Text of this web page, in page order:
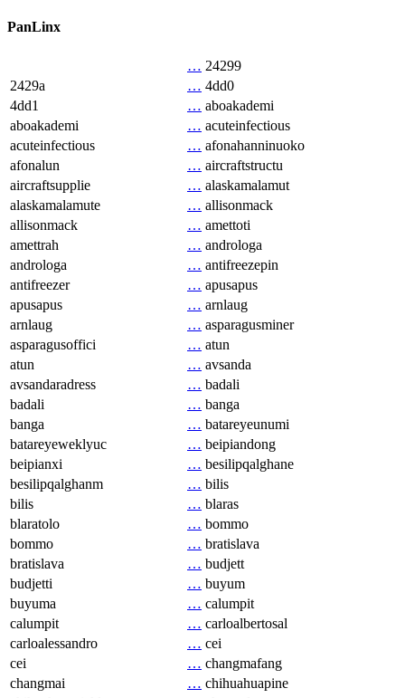
PanLinx
… 24299
2429a
… 4dd0
4dd1
… aboakademi
aboakademi
… acuteinfectious
acuteinfectious
… afonahanninuoko
afonalun
… aircraftstructu
aircraftsupplie
… alaskamalamut
alaskamalamute
… allisonmack
allisonmack
… amettoti
amettrah
… androloga
androloga
… antifreezepin
antifreezer
… apusapus
apusapus
… arnlaug
arnlaug
… asparagusminer
asparagusoffici
… atun
atun
… avsanda
avsandaradress
… badali
badali
… banga
banga
… batareyeunumi
batareyeweklyuc
… beipiandong
beipianxi
… besilipqalghane
besilipqalghanm
… bilis
bilis
… blaras
blaratolo
… bommo
bommo
… bratislava
bratislava
… budjett
budjetti
… buyum
buyuma
… calumpit
calumpit
… carloalbertosal
carloalessandro
… cei
cei
… changmafang
changmai
… chihuahuapine